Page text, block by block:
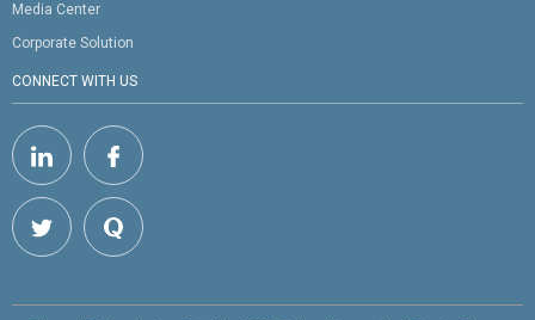
Media Center
Corporate Solution
CONNECT WITH US